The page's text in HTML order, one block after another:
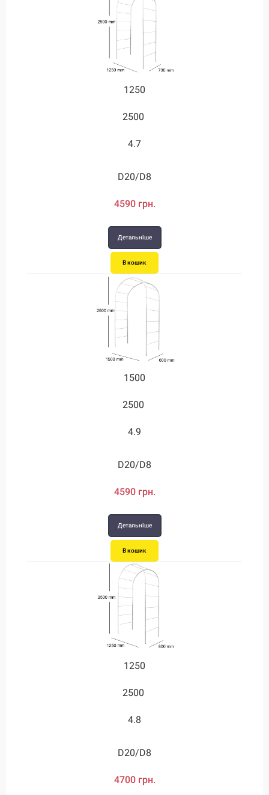
1250
2500
4.7
D20/D8
4590 грн.
Детальніше
В кошик
1500
2500
4.9
D20/D8
4590 грн.
Детальніше
В кошик
1250
2500
4.8
D20/D8
4700 грн.